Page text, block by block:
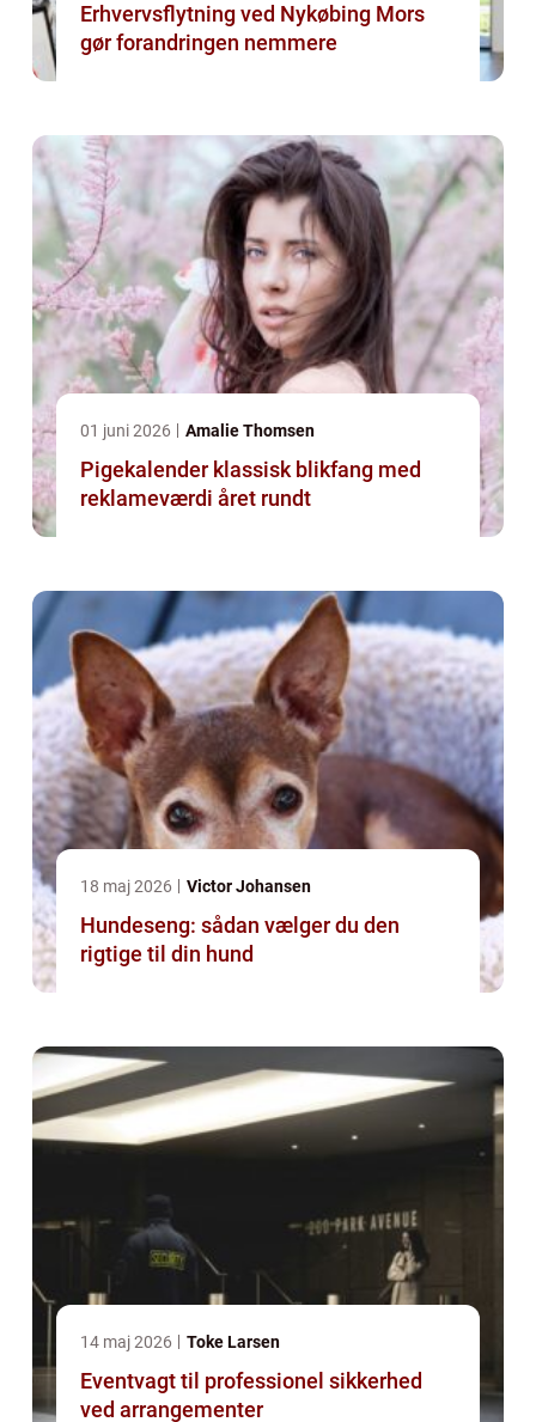
Erhvervsflytning ved Nykøbing Mors
gør forandringen nemmere
01 juni 2026 Amalie Thomsen
Pigekalender klassisk blikfang med
reklameværdi året rundt
18 maj 2026 Victor Johansen
Hundeseng: sådan vælger du den
rigtige til din hund
14 maj 2026 Toke Larsen
Eventvagt til professionel sikkerhed
ved arrangementer